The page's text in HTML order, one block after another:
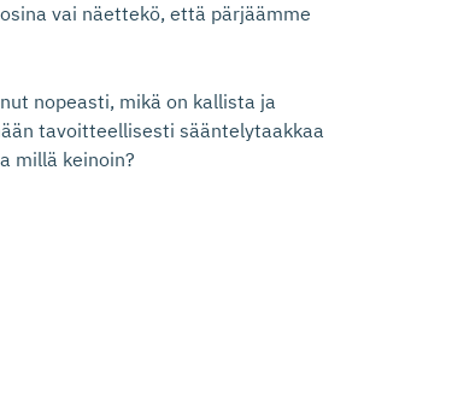
vai näettekö, että pärjäämme
nopeasti, mikä on kallista ja
tavoitteellisesti sääntelytaakkaa
millä keinoin?